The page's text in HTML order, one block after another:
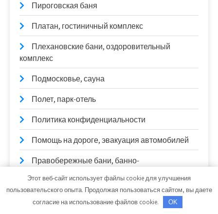
Пироговская баня
Платан, гостиничный комплекс
Плехановские бани, оздоровительный
комплекс
Подмосковье, сауна
Полет, парк-отель
Политика конфиденциальности
Помощь на дороге, эвакуация автомобилей
Правобережные бани, банно-
Причал, сауна
Этот веб-сайт использует файлы cookie для улучшения
пользовательского опыта. Продолжая пользоваться сайтом, вы даете
согласие на использование файлов cookie.
OK